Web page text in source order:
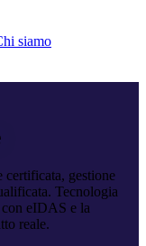
siamo
gestione
Tecnologia
eIDAS e la
reale.